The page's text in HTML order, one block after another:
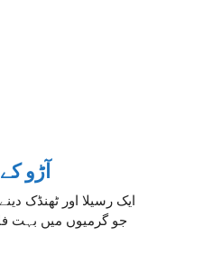
آڑو
جو گرمیوں میں بہت